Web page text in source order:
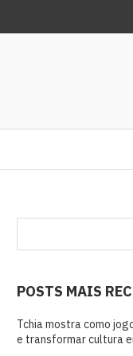
POSTS MAIS
Tchia mostra como
e transformar cultura